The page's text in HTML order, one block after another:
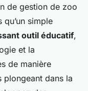
de gestion de zoo
simple
outil éducatif,
et la
de manière
plongeant dans la